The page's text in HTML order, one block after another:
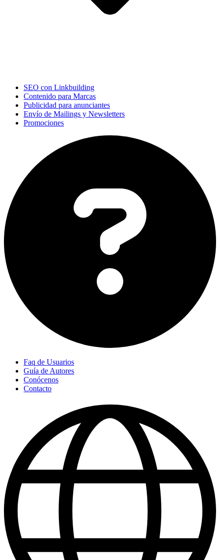
SEO con Linkbuilding
Contenido para Marcas
Publicidad para anunciantes
Envío de Mailings y Newsletters
Promociones
Faq de Usuarios
Guía de Autores
Conócenos
Contacto